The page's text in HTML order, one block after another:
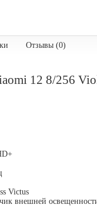
Отзывы (0)
12 8/256
Victus
внешней